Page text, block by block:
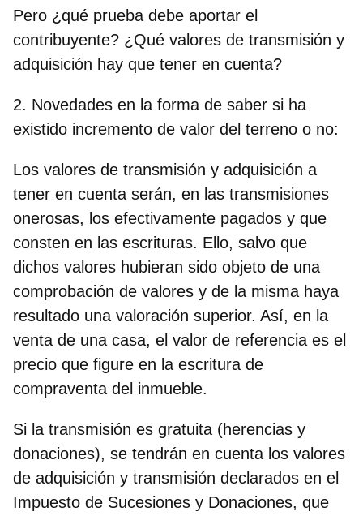
Pero ¿qué prueba debe aportar el
contribuyente? ¿Qué valores de transmisión y
adquisición hay que tener en cuenta?
2. Novedades en la forma de saber si ha
existido incremento de valor del terreno o no:
Los valores de transmisión y adquisición a
tener en cuenta serán, en las transmisiones
onerosas, los efectivamente pagados y que
consten en las escrituras. Ello, salvo que
dichos valores hubieran sido objeto de una
comprobación de valores y de la misma haya
resultado una valoración superior. Así, en la
venta de una casa, el valor de referencia es el
precio que figure en la escritura de
compraventa del inmueble.
Si la transmisión es gratuita (herencias y
donaciones), se tendrán en cuenta los valores
de adquisición y transmisión declarados en el
Impuesto de Sucesiones y Donaciones, que